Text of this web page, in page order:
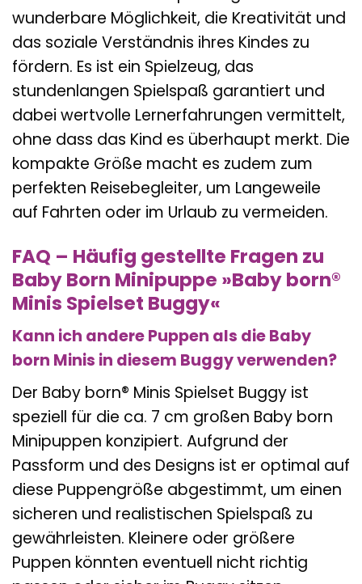
wunderbare Möglichkeit, die Kreativität und
das soziale Verständnis ihres Kindes zu
fördern. Es ist ein Spielzeug, das
stundenlangen Spielspaß garantiert und
dabei wertvolle Lernerfahrungen vermittelt,
ohne dass das Kind es überhaupt merkt. Die
kompakte Größe macht es zudem zum
perfekten Reisebegleiter, um Langeweile
auf Fahrten oder im Urlaub zu vermeiden.
FAQ – Häufig gestellte Fragen zu
Baby Born Minipuppe »Baby born®
Minis Spielset Buggy«
Kann ich andere Puppen als die Baby
born Minis in diesem Buggy verwenden?
Der Baby born® Minis Spielset Buggy ist
speziell für die ca. 7 cm großen Baby born
Minipuppen konzipiert. Aufgrund der
Passform und des Designs ist er optimal auf
diese Puppengröße abgestimmt, um einen
sicheren und realistischen Spielspaß zu
gewährleisten. Kleinere oder größere
Puppen könnten eventuell nicht richtig